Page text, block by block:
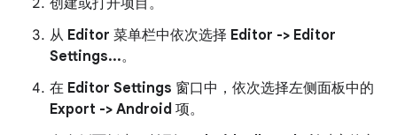
创建或打开项目。
从 Editor 菜单栏中依次选择 Editor -> Editor
Settings...。
在 Editor Settings 窗口中，依次选择左侧面板中的
Export -> Android 项。